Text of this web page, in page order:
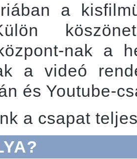
a
nak a
a videó
és Youtube-
a csapat